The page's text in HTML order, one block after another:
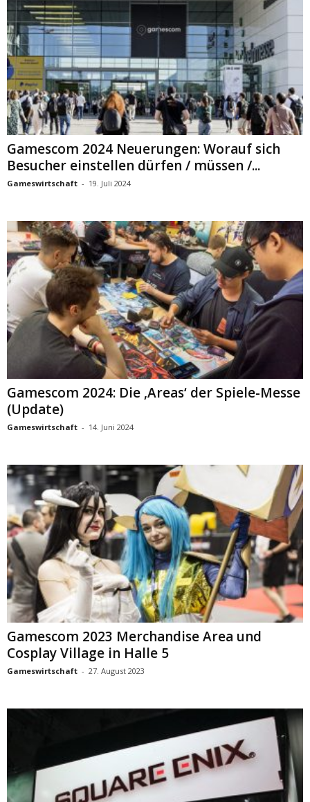
Gamescom 2024 Neuerungen: Worauf sich
Besucher einstellen dürfen / müssen /...
Gameswirtschaft - 19. Juli 2024
Gamescom 2024: Die ‚Areas‘ der Spiele-Messe
(Update)
Gameswirtschaft - 14. Juni 2024
Gamescom 2023 Merchandise Area und
Cosplay Village in Halle 5
Gameswirtschaft - 27. August 2023